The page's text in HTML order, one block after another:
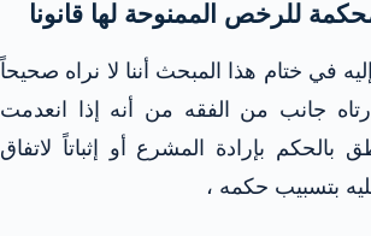
للرخص الممنوحة لها قانونا
في ختام هذا المبحث أننا لا نراه صحيحاً
جانب من الفقه من أنه إذا انعدمت
بإرادة المشرع أو إثباتاً لاتفاق
بتسبيب حكمه ،